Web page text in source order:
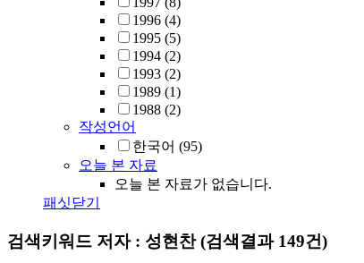
1996 (4)
1995 (5)
1994 (2)
1993 (2)
1989 (1)
1988 (2)
작성언어
한국어 (95)
오늘 본 자료
오늘 본 자료가 없습니다.
패싯닫기
검색키워드 저자 : 성현찬(검색결과 149건)